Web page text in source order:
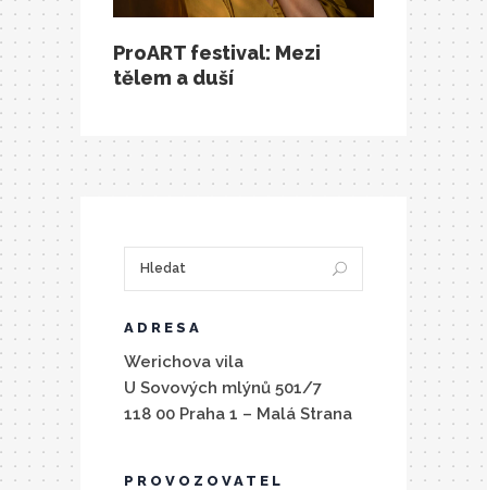
ProART festival: Mezi
tělem a duší
ADRESA
Werichova vila
U Sovových mlýnů 501/7
118 00 Praha 1 – Malá Strana
PROVOZOVATEL